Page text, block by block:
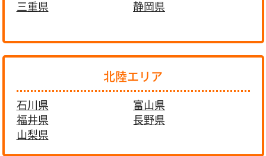
三重県
静岡県
北陸エリア
石川県
富山県
福井県
長野県
山梨県